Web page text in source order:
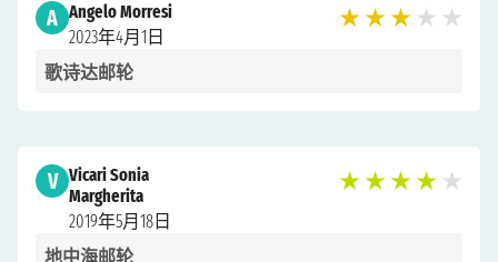
A Angelo Morresi
2023年4月1日
★ ★ ★ ★ ★
歌诗达邮轮
V Vicari Sonia
Margherita
2019年5月18日
★ ★ ★ ★ ★
地中海邮轮